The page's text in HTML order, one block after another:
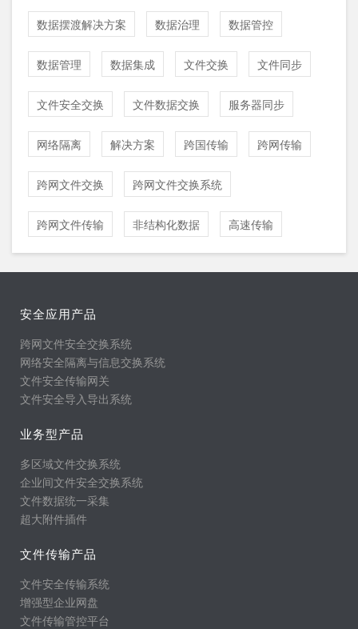
数据摆渡解决方案 数据治理 数据管控
数据管理 数据集成 文件交换 文件同步
文件安全交换 文件数据交换 服务器同步
网络隔离 解决方案 跨国传输 跨网传输
跨网文件交换 跨网文件交换系统
跨网文件传输 非结构化数据 高速传输
安全应用产品
跨网文件安全交换系统
网络安全隔离与信息交换系统
文件安全传输网关
文件安全导入导出系统
业务型产品
多区域文件交换系统
企业间文件安全交换系统
文件数据统一采集
超大附件插件
文件传输产品
文件安全传输系统
增强型企业网盘
文件传输管控平台